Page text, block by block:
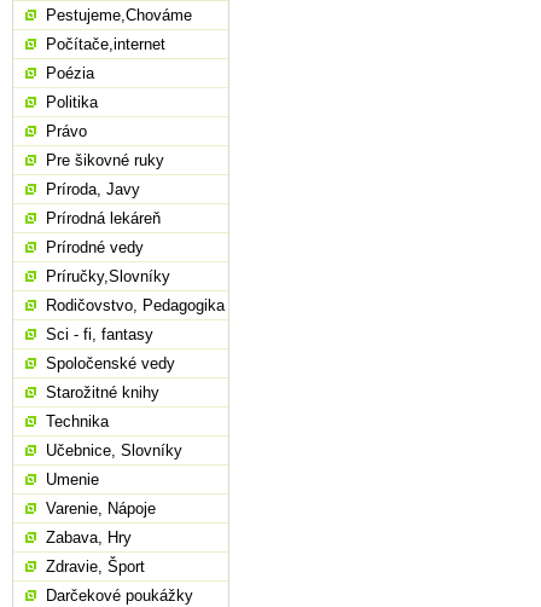
Pestujeme,Chováme
Počítače,internet
Poézia
Politika
Právo
Pre šikovné ruky
Príroda, Javy
Prírodná lekáreň
Prírodné vedy
Príručky,Slovníky
Rodičovstvo, Pedagogika
Sci - fi, fantasy
Spoločenské vedy
Starožitné knihy
Technika
Učebnice, Slovníky
Umenie
Varenie, Nápoje
Zabava, Hry
Zdravie, Šport
Darčekové poukážky